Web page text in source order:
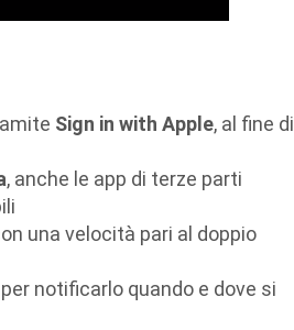
Sign in with Apple, al fine di
, anche le app di terze parti
una velocità pari al doppio
notificarlo quando e dove si